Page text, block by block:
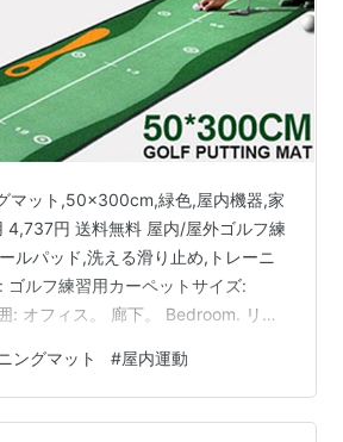
マット,50x300cm,緑色,屋内機器,家
4,737円 送料無料 屋内/屋外ゴルフ練
ルパッド,洗える滑り止め,トレーニ
ゴルフ練習用カーペットサイズ:
オフィス。 廊下。 Bedroom. リビ
止めの耐摩耗性の底、洗濯機で洗え
を練習、屋内と屋外に適していま
スペース、ラベル付きゴルフは、抵
ングマット #屋内運動